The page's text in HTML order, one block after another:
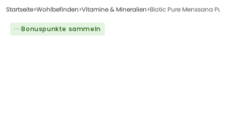
Startseite Wohlbefinden Vitamine & Mineralien Biotic Pure Menssana
··· Bonuspunkte sammeln